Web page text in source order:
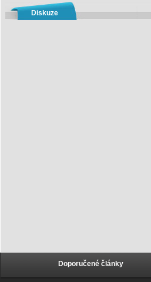
Diskuze
Doporučené články